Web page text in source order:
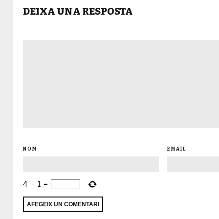
DEIXA UNA RESPOSTA
NOM EMAIL
4 − 1 =